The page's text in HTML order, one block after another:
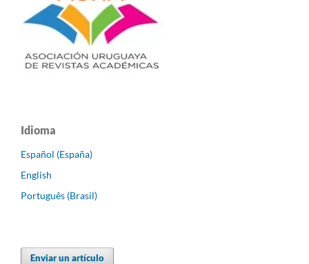
Idioma
Español (España)
English
Português (Brasil)
Enviar un artículo